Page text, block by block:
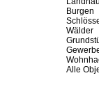
Burgen
Wälder
Alle